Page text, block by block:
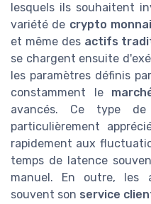
lesquels ils souhaitent
variété de crypto
et même des actifs
se chargent ensuite
les paramètres définis
constamment le
avancés. Ce type de
particulièrement
rapidement aux
temps de latence
manuel. En outre, les
souvent son service